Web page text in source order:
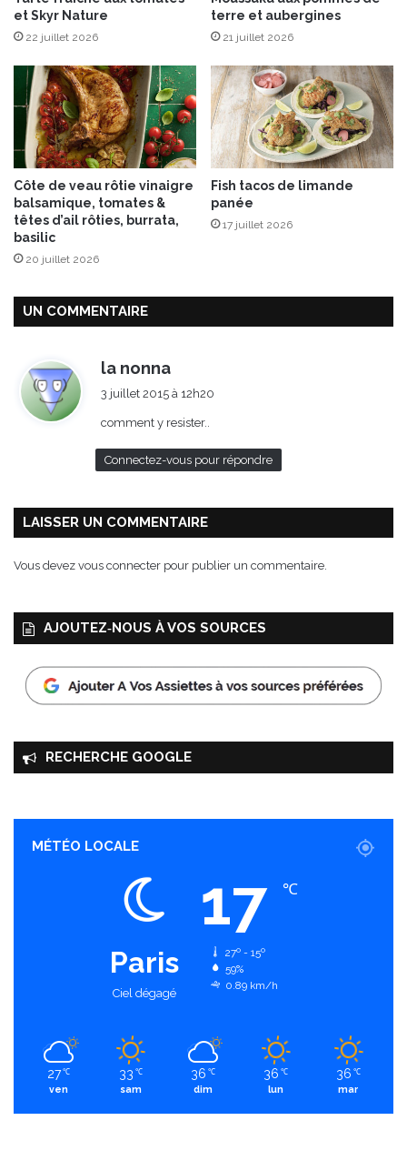
e
t
y
a
o
u
r
à
m
B
i
g
!
et Skyr Nature
22 juillet 2026
terre et aubergines
21 juillet 2026
Côte de veau rôtie vinaigre
balsamique, tomates &
têtes d’ail rôties, burrata,
basilic
20 juillet 2026
Fish tacos de limande
panée
17 juillet 2026
UN COMMENTAIRE
la nonna
:
3 juillet 2015 à 12h20
comment y resister..
Connectez-vous pour répondre
LAISSER UN COMMENTAIRE
Vous devez vous connecter pour publier un commentaire.
AJOUTEZ‑NOUS À VOS SOURCES
RECHERCHE GOOGLE
MÉTÉO LOCALE
Paris
Ciel dégagé
17 ℃
27º - 15º
59%
0.89 km/h
27 ℃
ven
33 ℃
sam
36 ℃
dim
36 ℃
lun
36 ℃
mar